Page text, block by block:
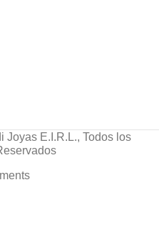
E.I.R.L., Todos los